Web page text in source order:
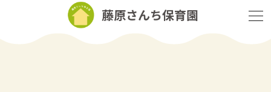
藤原さんち保育園